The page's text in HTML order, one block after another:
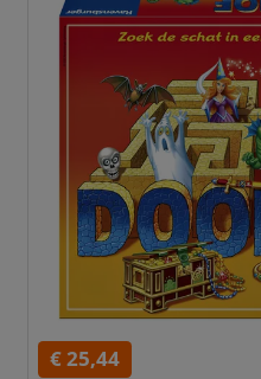
€ 25,44